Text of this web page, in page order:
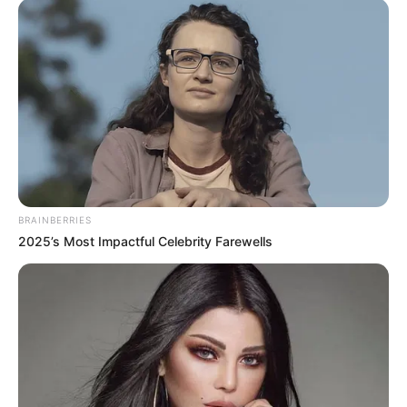
Die schönsten Naturattraktionen in Deutschland:
BRAINBERRIES
2025’s Most Impactful Celebrity Farewells